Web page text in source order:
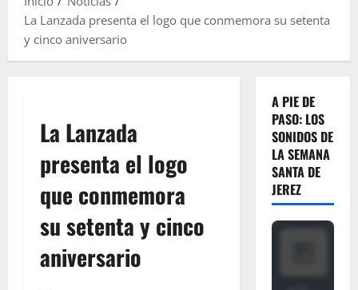
La Lanzada presenta el logo que conmemora su setenta
y cinco aniversario
La Lanzada
presenta el logo
que conmemora
su setenta y cinco
aniversario
A PIE DE
PASO: LOS
SONIDOS DE
LA SEMANA
SANTA DE
JEREZ